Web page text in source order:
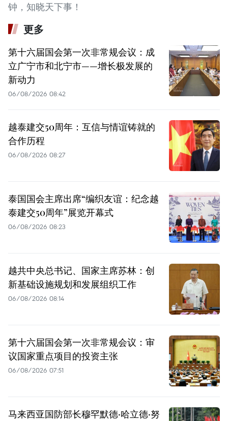
钟，知晓天下事！
更多
第十六届国会第一次非常规会议：成
立广宁市和北宁市——增长极发展的
新动力
06/08/2026 08:42
越泰建交50周年：互信与情谊铸就的
合作历程
06/08/2026 08:27
泰国国会主席出席“编织友谊：纪念越
泰建交50周年”展览开幕式
06/08/2026 08:23
越共中央总书记、国家主席苏林：创
新基础设施规划和发展组织工作
06/08/2026 08:14
第十六届国会第一次非常规会议：审
议国家重点项目的投资主张
06/08/2026 07:51
马来西亚国防部长穆罕默德·哈立德·努